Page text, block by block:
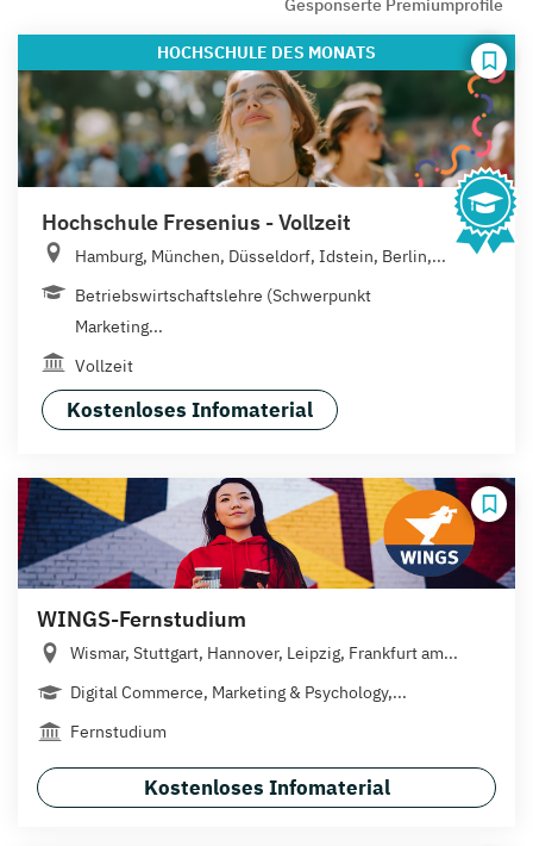
Gesponserte Premiumprofile
HOCHSCHULE DES MONATS
Hochschule Fresenius - Vollzeit
Hamburg, München, Düsseldorf, Idstein, Berlin,...
Betriebswirtschaftslehre (Schwerpunkt
Marketing...
Vollzeit
Kostenloses Infomaterial
WINGS-Fernstudium
Wismar, Stuttgart, Hannover, Leipzig, Frankfurt am...
Digital Commerce, Marketing & Psychology,...
Fernstudium
Kostenloses Infomaterial